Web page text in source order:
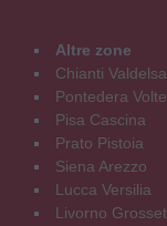
Altre zone
Chianti Valdelsa
Pontedera
Pisa Cascina
Prato Pistoia
Siena Arezzo
Lucca Versilia
Livorno